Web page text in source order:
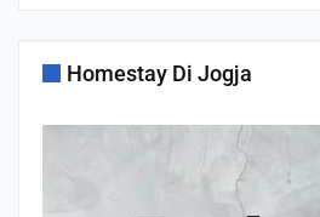
Homestay Di Jogja